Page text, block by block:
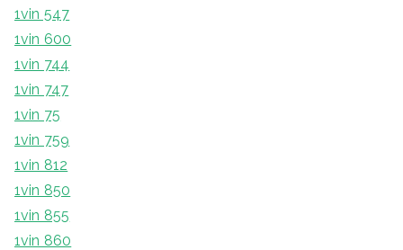
1vin 547
1vin 600
1vin 744
1vin 747
1vin 75
1vin 759
1vin 812
1vin 850
1vin 855
1vin 860